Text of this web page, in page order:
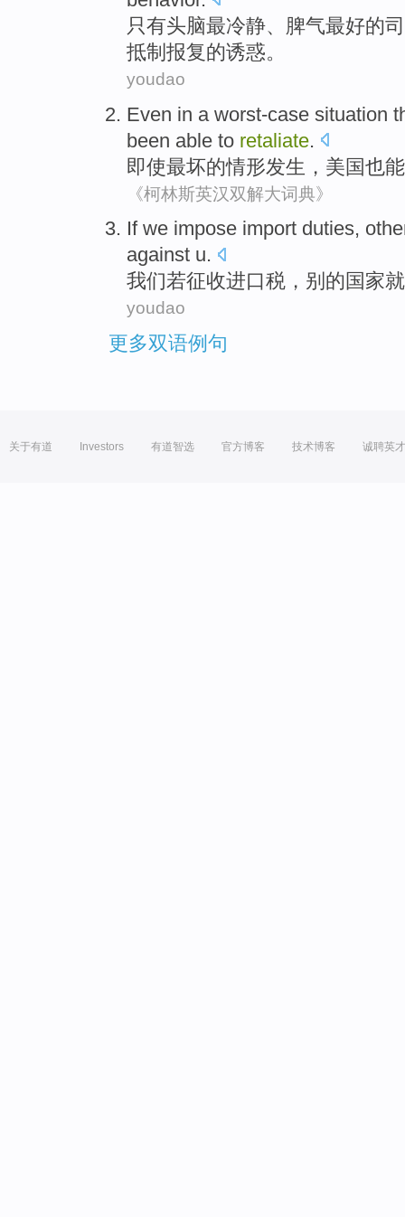
只有头脑最冷静、 脾气最好的
抵制 报复的诱惑。
youdao
Even in a worst-case situation
been able to retaliate.
即使最坏的情形发生， 美国也能
《柯林斯英汉双解大词典》
If we impose import duties,
against u.
我们若征收进口税 ， 别的 国家
youdao
更多双语例句
关于有道 Investors 有道智选 官方博客 技术博客 诚聘英才